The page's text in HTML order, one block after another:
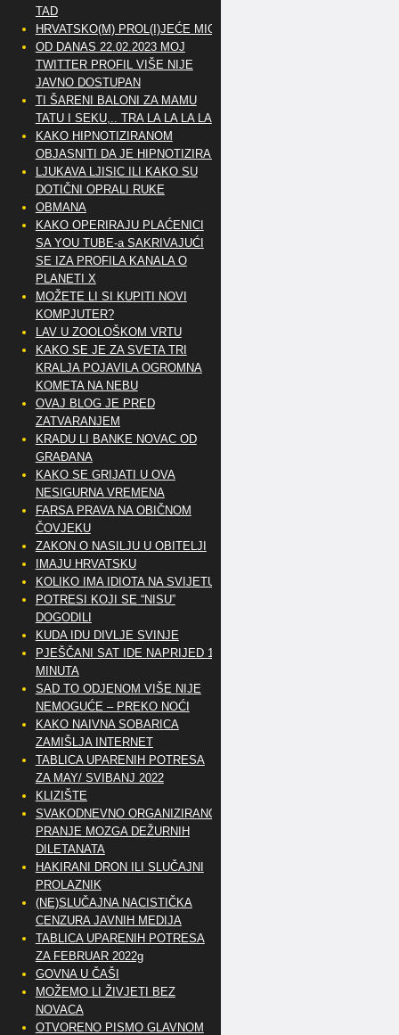
TAD
HRVATSKO(M) PROL(I)JEĆE MIG
OD DANAS 22.02.2023 MOJ
TWITTER PROFIL VIŠE NIJE
JAVNO DOSTUPAN
TI ŠARENI BALONI ZA MAMU
TATU I SEKU,.. TRA LA LA LA LA
KAKO HIPNOTIZIRANOM
OBJASNITI DA JE HIPNOTIZIRAN
LJUKAVA LJISIC ILI KAKO SU
DOTIČNI OPRALI RUKE
OBMANA
KAKO OPERIRAJU PLAĆENICI
SA YOU TUBE-a SAKRIVAJUĆI
SE IZA PROFILA KANALA O
PLANETI X
MOŽETE LI SI KUPITI NOVI
KOMPJUTER?
LAV U ZOOLOŠKOM VRTU
KAKO SE JE ZA SVETA TRI
KRALJA POJAVILA OGROMNA
KOMETA NA NEBU
OVAJ BLOG JE PRED
ZATVARANJEM
KRADU LI BANKE NOVAC OD
GRAĐANA
KAKO SE GRIJATI U OVA
NESIGURNA VREMENA
FARSA PRAVA NA OBIČNOM
ČOVJEKU
ZAKON O NASILJU U OBITELJI
IMAJU HRVATSKU
KOLIKO IMA IDIOTA NA SVIJETU?
POTRESI KOJI SE “NISU”
DOGODILI
KUDA IDU DIVLJE SVINJE
PJEŠČANI SAT IDE NAPRIJED 10
MINUTA
SAD TO ODJENOM VIŠE NIJE
NEMOGUĆE – PREKO NOĆI
KAKO NAIVNA SOBARICA
ZAMIŠLJA INTERNET
TABLICA UPARENIH POTRESA
ZA MAY/ SVIBANJ 2022
KLIZIŠTE
SVAKODNEVNO ORGANIZIRANO
PRANJE MOZGA DEŽURNIH
DILETANATA
HAKIRANI DRON ILI SLUČAJNI
PROLAZNIK
(NE)SLUČAJNA NACISTIČKA
CENZURA JAVNIH MEDIJA
TABLICA UPARENIH POTRESA
ZA FEBRUAR 2022g
GOVNA U ČAŠI
MOŽEMO LI ŽIVJETI BEZ
NOVACA
OTVORENO PISMO GLAVNOM